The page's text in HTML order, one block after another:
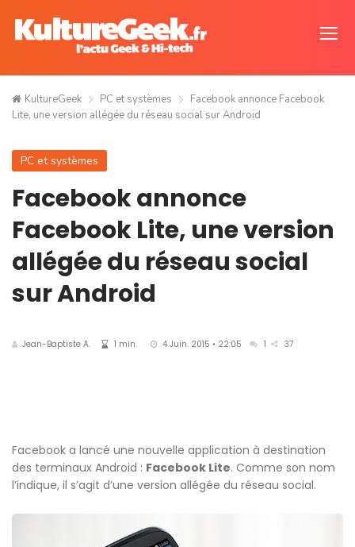
KultureGeek PC et systèmes
Facebook annonce Facebook
Lite, une version allégée du réseau social sur Android
PC et systèmes
Facebook annonce
Facebook Lite, une version
allégée du réseau social
sur Android
Jean-Baptiste A. 1 min. 4 Juin. 2015 • 22:05 1 37
Facebook a lancé une nouvelle application à destination
des terminaux Android : Facebook Lite. Comme son nom
l’indique, il s’agit d’une version allégée du réseau social.